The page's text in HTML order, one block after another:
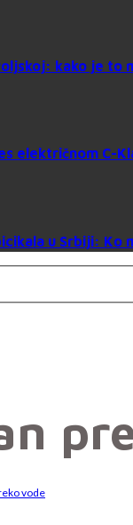
kako je to
električnom C-
u Srbiji: Ko
vode